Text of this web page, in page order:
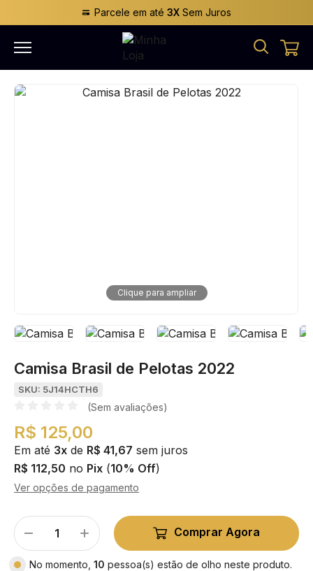
Parcele em até 3XSem Juros
Clique para ampliar
Camisa Brasil de Pelotas 2022
SKU: 5J14HCTH6
(Sem avaliações)
R$ 125,00
Em até 3x de R$ 41,67 sem juros
R$ 112,50 no Pix (10% Off)
Ver opções de pagamento
Comprar Agora
No momento, 10 pessoa(s) estão de olho neste produto.